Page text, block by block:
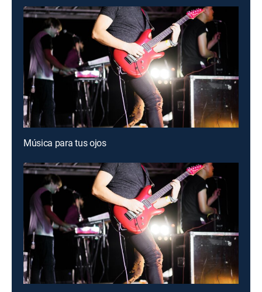
Música para tus ojos